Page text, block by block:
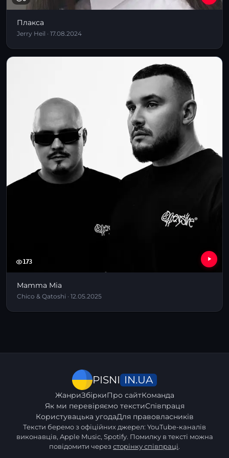
Плакса
Jerry Heil · 17.08.2024
173
Mamma Mia
Chico & Qatoshi · 12.05.2025
PISNI IN.UA
ЖанриЗбіркиПро сайтКоманда
Як ми перевіряємо текстиСпівпраця
Користувацька угодаДля правовласників
Тексти беремо з офіційних джерел: YouTube-каналів
виконавців, Apple Music, Spotify. Помилку в тексті можна
повідомити через сторінку співпраці.